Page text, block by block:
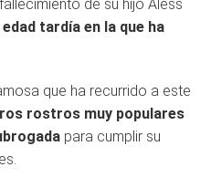
de su hijo Aless
edad tardía en la que ha
que ha recurrido a este
rostros muy populares
para cumplir su